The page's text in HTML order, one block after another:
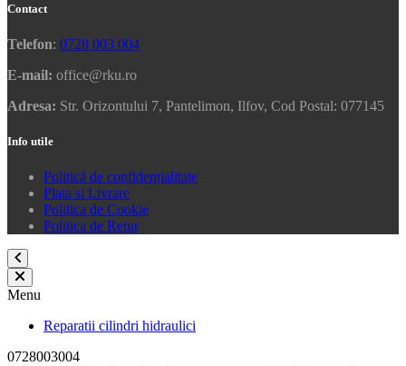
Contact
Telefon: 0728 003 004
E-mail: office@rku.ro
Adresa: Str. Orizontului 7, Pantelimon, Ilfov, Cod Postal: 077145
Info utile
Politică de confidențialitate
Plata si Livrare
Politica de Cookie
Politica de Retur
Menu
Reparatii cilindri hidraulici
0728003004